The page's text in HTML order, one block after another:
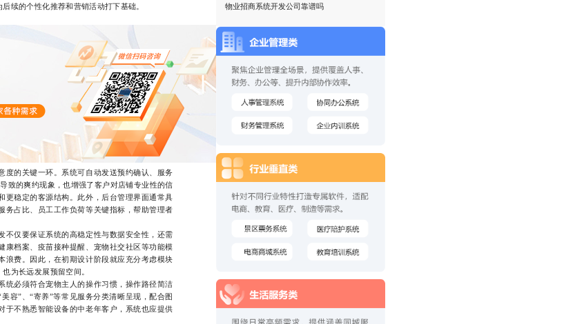
续的个性化推荐和营销活动打下基础。
的关键一环。系统可自动发送预约确认、服务
致的爽约现象，也增强了客户对店铺专业性的信
更稳定的客源结构。此外，后台管理界面通常具
务占比、员工工作负荷等关键指标，帮助管理者
仅要保证系统的高稳定性与数据安全性，还需
康档案、疫苗接种提醒、宠物社交社区等功能模
浪费。因此，在初期设计阶段就应充分考虑模块
为长远发展预留空间。
必须符合宠物主人的操作习惯，操作路径简洁
容”、“寄养”等常见服务分类清晰呈现，配合图
于不熟悉智能设备的中老年客户，系统也应提供
物业招商系统开发公司靠谱吗